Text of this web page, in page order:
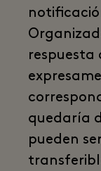
respuesta
quedaría
pueden